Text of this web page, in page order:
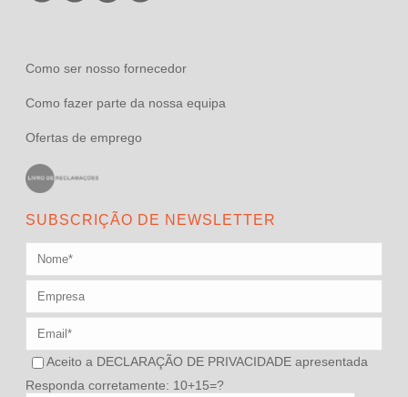
Como ser nosso fornecedor
Como fazer parte da nossa equipa
Ofertas de emprego
SUBSCRIÇÃO DE NEWSLETTER
Aceito a DECLARAÇÃO DE PRIVACIDADE apresentada
Responda corretamente: 10+15=?